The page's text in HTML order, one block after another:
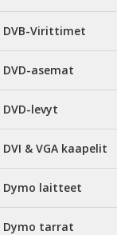
DVB-Virittimet
DVD-asemat
DVD-levyt
DVI & VGA kaapelit
Dymo laitteet
Dymo tarrat